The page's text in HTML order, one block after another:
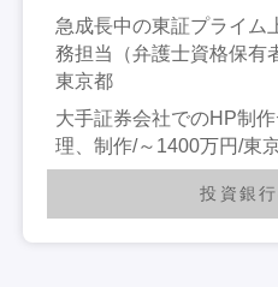
急成長中の東証プライム
務担当（弁護士資格保有
東京都
大手証券会社でのHP制
理、制作/～1400万円/東
投資銀